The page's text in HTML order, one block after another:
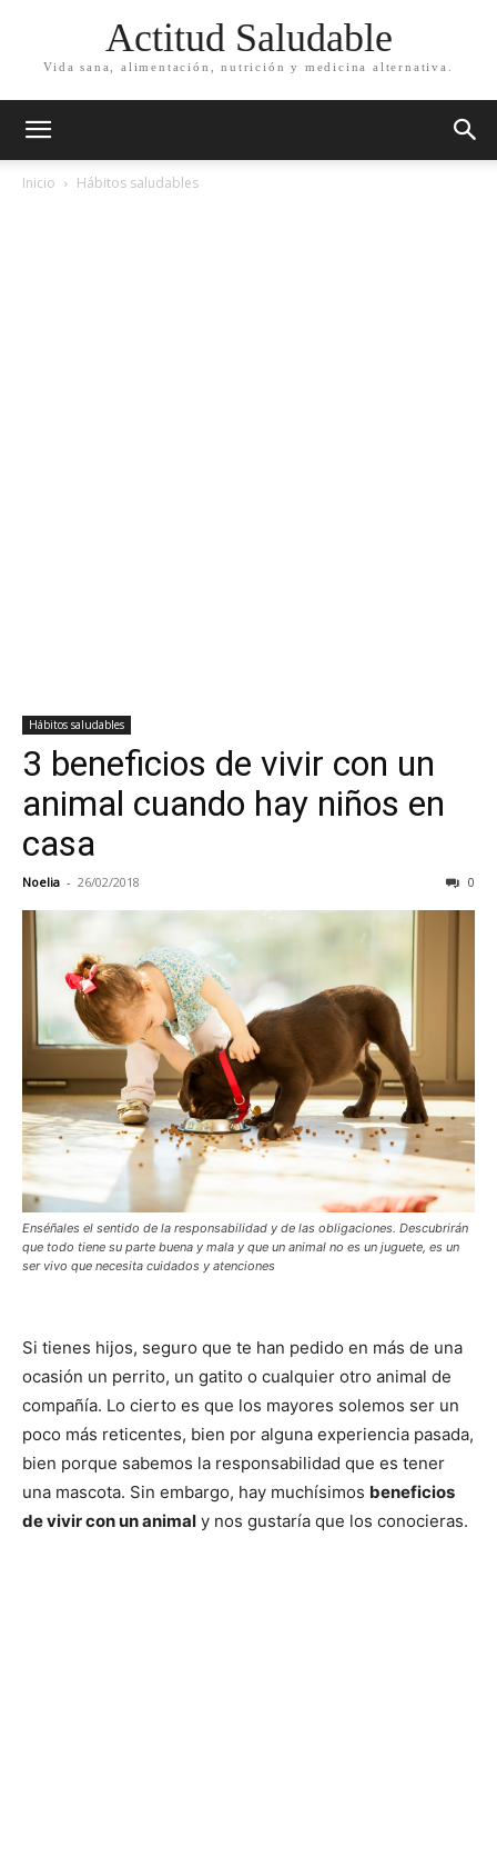
Actitud Saludable
Vida sana, alimentación, nutrición y medicina alternativa.
Inicio Hábitos saludables
Hábitos saludables
3 beneficios de vivir con un
animal cuando hay niños en
casa
Noelia - 26/02/2018 0
Enséñales el sentido de la responsabilidad y de las obligaciones. Descubrirán
que todo tiene su parte buena y mala y que un animal no es un juguete, es un
ser vivo que necesita cuidados y atenciones
Si tienes hijos, seguro que te han pedido en más de una
ocasión un perrito, un gatito o cualquier otro animal de
compañía. Lo cierto es que los mayores solemos ser un
poco más reticentes, bien por alguna experiencia pasada,
bien porque sabemos la responsabilidad que es tener
una mascota. Sin embargo, hay muchísimos beneficios
de vivir con un animal y nos gustaría que los conocieras.